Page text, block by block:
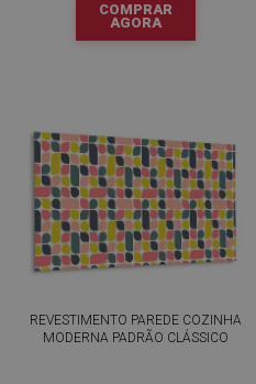
COMPRAR
AGORA
REVESTIMENTO PAREDE COZINHA
MODERNA PADRÃO CLÁSSICO